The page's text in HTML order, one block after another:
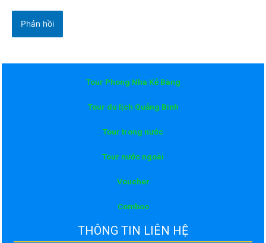
Tour Phong Nha Kẻ Bàng
Tour du lịch Quảng Bình
Tour trong nước
Tour nước ngoài
Voucher
Comboo
THÔNG TIN LIÊN HỆ